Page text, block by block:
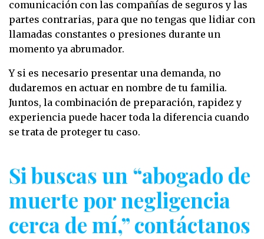
comunicación con las compañías de seguros y las
partes contrarias, para que no tengas que lidiar con
llamadas constantes o presiones durante un
momento ya abrumador.
Y si es necesario presentar una demanda, no
dudaremos en actuar en nombre de tu familia.
Juntos, la combinación de preparación, rapidez y
experiencia puede hacer toda la diferencia cuando
se trata de proteger tu caso.
Si buscas un “abogado de
muerte por negligencia
cerca de mí,” contáctanos